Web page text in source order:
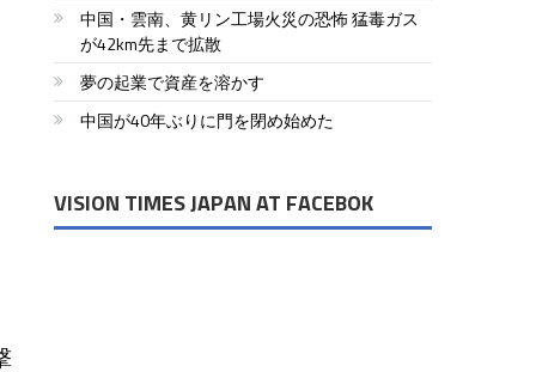
中国・雲南、黄リン工場火災の恐怖 猛毒ガス
が42km先まで拡散
夢の起業で資産を溶かす
中国が40年ぶりに門を閉め始めた
VISION TIMES JAPAN AT FACEBOK